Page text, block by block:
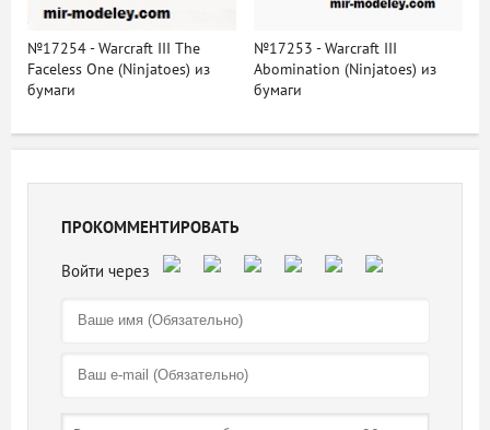
№17254 - Warcraft III The
Faceless One (Ninjatoes) из
бумаги
№17253 - Warcraft III
Abomination (Ninjatoes) из
бумаги
ПРОКОММЕНТИРОВАТЬ